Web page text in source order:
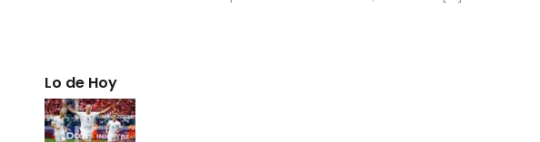
Lo de Hoy